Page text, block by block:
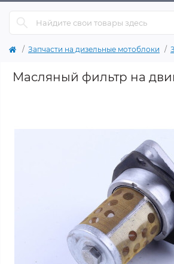
Запчасти на дизельные мотоблоки
Масляный фильтр на